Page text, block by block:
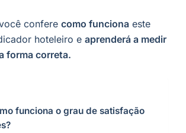
confere como funciona este
hoteleiro e aprenderá a medir
forma correta.
funciona o grau de satisfação